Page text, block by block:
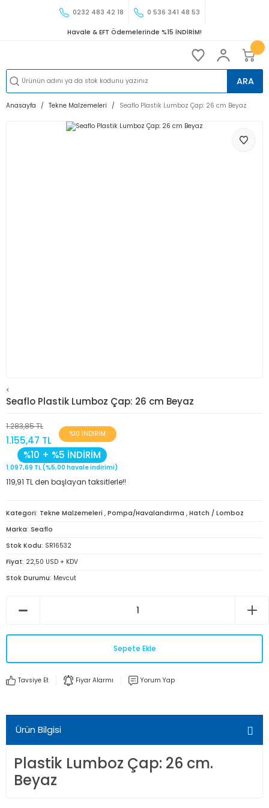
0232 483 42 18 0 536 341 48 53
Havale & EFT Ödemelerinde %15 İNDİRİM!
ARA
Anasayfa Tekne Malzemeleri Seaflo Plastik Lumboz Çap: 26 cm Beyaz
<
Seaflo Plastik Lumboz Çap: 26 cm Beyaz
1.283,85 TL
1.155,47 TL
%10 İNDİRİM
%10 + %5 İNDİRİM
1.097,69 TL (%5,00 havale indirimi)
119,91 TL den başlayan taksitlerle!!
Kategori Tekne Malzemeleri , Pompa/Havalandırma , Hatch / Lomboz
Marka Seaflo
Stok Kodu SR16532
Fiyat 22,50 USD + KDV
Stok Durumu Mevcut
Sepete Ekle
Tavsiye Et Fiyar Alarmı Yorum Yap
Ürün Bilgisi
Plastik Lumboz Çap: 26 cm.
Beyaz